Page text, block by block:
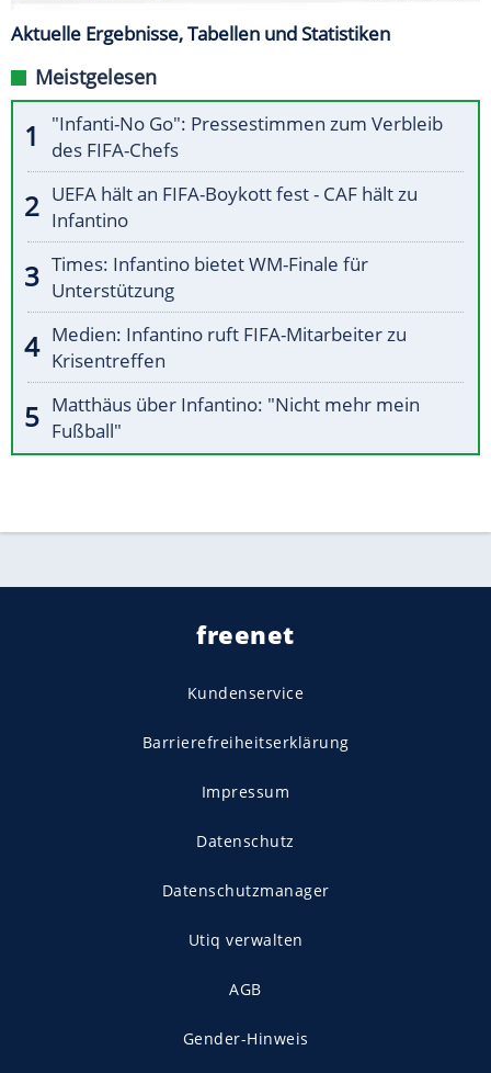
Aktuelle Ergebnisse, Tabellen und Statistiken
Meistgelesen
"Infanti-No Go": Pressestimmen zum Verbleib
des FIFA-Chefs
UEFA hält an FIFA-Boykott fest - CAF hält zu
Infantino
Times: Infantino bietet WM-Finale für
Unterstützung
Medien: Infantino ruft FIFA-Mitarbeiter zu
Krisentreffen
Matthäus über Infantino: "Nicht mehr mein
Fußball"
freenet
Kundenservice
Barrierefreiheitserklärung
Impressum
Datenschutz
Datenschutzmanager
Utiq verwalten
AGB
Gender-Hinweis